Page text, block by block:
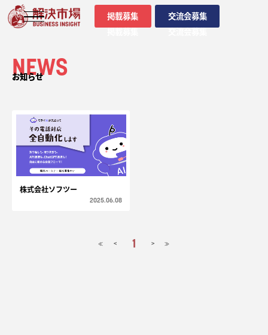
掲載募集
掲載募集
交流会募集
交流会募集
NEWS
お知らせ
株式会社ソフツー
2025.06.08
≪ < 1 > ≫